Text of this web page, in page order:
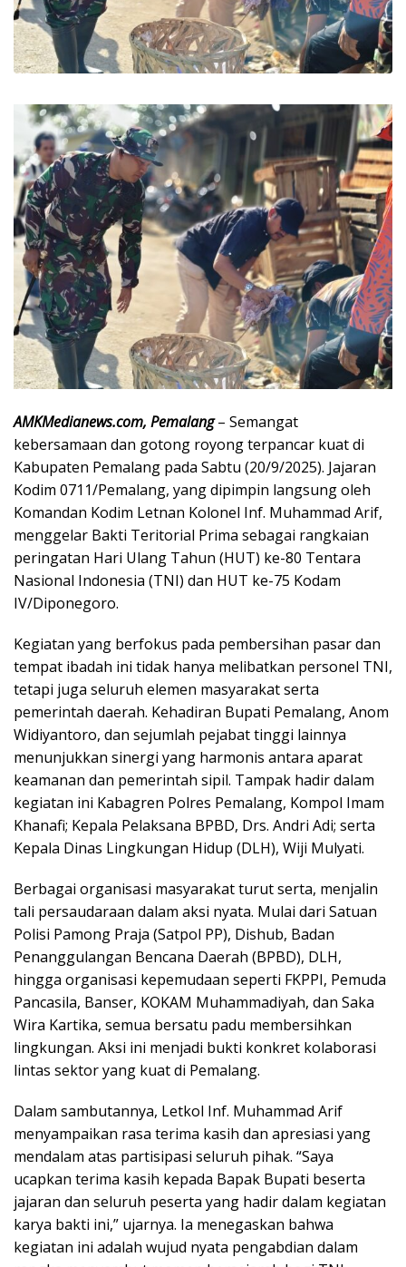
AMKMedianews.com, Pemalang– Semangat
kebersamaan dan gotong royong terpancar kuat di
Kabupaten Pemalang pada Sabtu (20/9/2025). Jajaran
Kodim 0711/Pemalang, yang dipimpin langsung oleh
Komandan Kodim Letnan Kolonel Inf. Muhammad Arif,
menggelar Bakti Teritorial Prima sebagai rangkaian
peringatan Hari Ulang Tahun (HUT) ke-80 Tentara
Nasional Indonesia (TNI) dan HUT ke-75 Kodam
IV/Diponegoro.
Kegiatan yang berfokus pada pembersihan pasar dan
tempat ibadah ini tidak hanya melibatkan personel TNI,
tetapi juga seluruh elemen masyarakat serta
pemerintah daerah. Kehadiran Bupati Pemalang, Anom
Widiyantoro, dan sejumlah pejabat tinggi lainnya
menunjukkan sinergi yang harmonis antara aparat
keamanan dan pemerintah sipil. Tampak hadir dalam
kegiatan ini Kabagren Polres Pemalang, Kompol Imam
Khanafi; Kepala Pelaksana BPBD, Drs. Andri Adi; serta
Kepala Dinas Lingkungan Hidup (DLH), Wiji Mulyati.
Berbagai organisasi masyarakat turut serta, menjalin
tali persaudaraan dalam aksi nyata. Mulai dari Satuan
Polisi Pamong Praja (Satpol PP), Dishub, Badan
Penanggulangan Bencana Daerah (BPBD), DLH,
hingga organisasi kepemudaan seperti FKPPI, Pemuda
Pancasila, Banser, KOKAM Muhammadiyah, dan Saka
Wira Kartika, semua bersatu padu membersihkan
lingkungan. Aksi ini menjadi bukti konkret kolaborasi
lintas sektor yang kuat di Pemalang.
Dalam sambutannya, Letkol Inf. Muhammad Arif
menyampaikan rasa terima kasih dan apresiasi yang
mendalam atas partisipasi seluruh pihak. “Saya
ucapkan terima kasih kepada Bapak Bupati beserta
jajaran dan seluruh peserta yang hadir dalam kegiatan
karya bakti ini,” ujarnya. Ia menegaskan bahwa
kegiatan ini adalah wujud nyata pengabdian dalam